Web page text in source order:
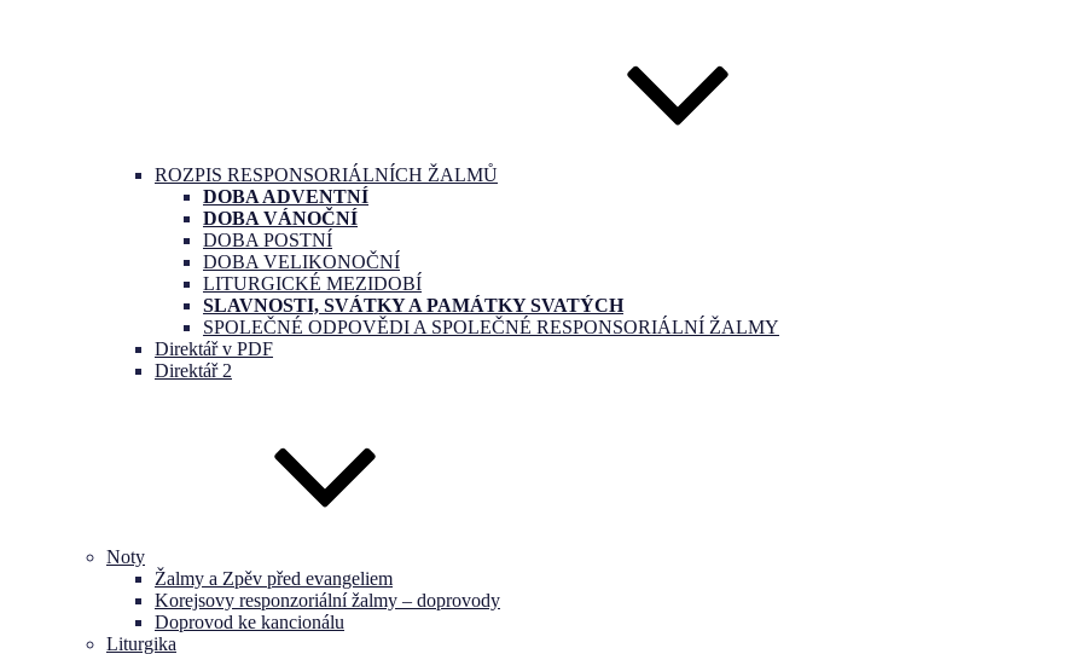
ROZPIS RESPONSORIÁLNÍCH ŽALMŮ
DOBA ADVENTNÍ
DOBA VÁNOČNÍ
DOBA POSTNÍ
DOBA VELIKONOČNÍ
LITURGICKÉ MEZIDOBÍ
SLAVNOSTI, SVÁTKY A PAMÁTKY SVATÝCH
SPOLEČNÉ ODPOVĚDI A SPOLEČNÉ RESPONSORIÁLNÍ ŽALMY
Direktář v PDF
Direktář 2
Noty
Žalmy a Zpěv před evangeliem
Korejsovy responzoriální žalmy – doprovody
Doprovod ke kancionálu
Liturgika